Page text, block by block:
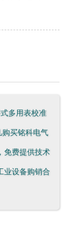
多用表校准
购买铭科电气
免费提供技术
业设备购销合